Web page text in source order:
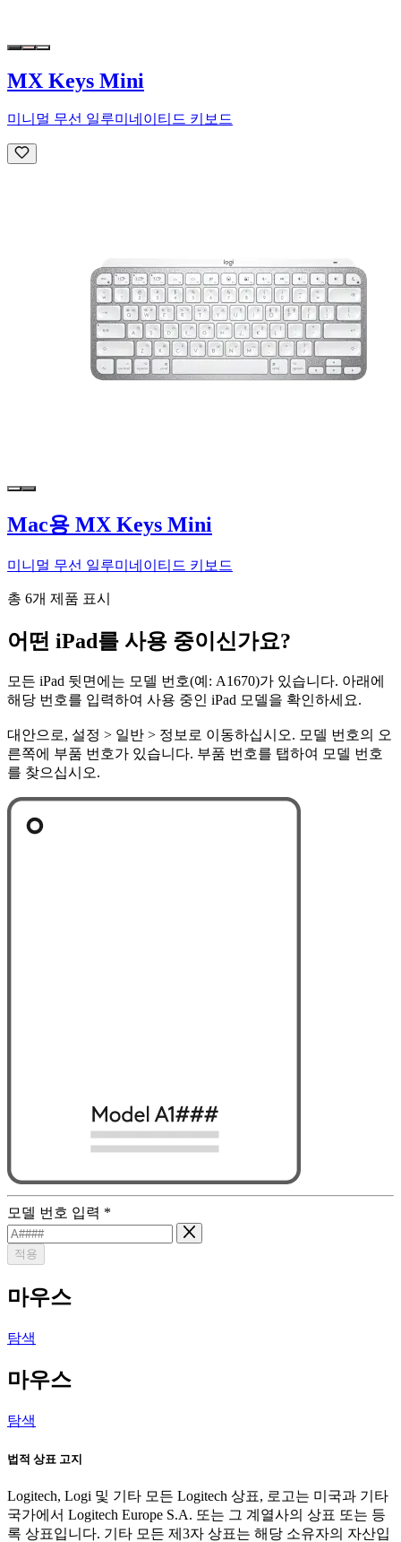
MX Keys Mini
미니멀 무선 일루미네이티드 키보드
Mac용 MX Keys Mini
미니멀 무선 일루미네이티드 키보드
총 6개 제품 표시
어떤 iPad를 사용 중이신가요?
모든 iPad 뒷면에는 모델 번호(예: A1670)가 있습니다. 아래에
해당 번호를 입력하여 사용 중인 iPad 모델을 확인하세요.
대안으로, 설정 > 일반 > 정보로 이동하십시오. 모델 번호의 오
른쪽에 부품 번호가 있습니다. 부품 번호를 탭하여 모델 번호
를 찾으십시오.
모델 번호 입력 *
적용
마우스
탐색
마우스
탐색
법적 상표 고지
Logitech, Logi 및 기타 모든 Logitech 상표, 로고는 미국과 기타
국가에서 Logitech Europe S.A. 또는 그 계열사의 상표 또는 등
록 상표입니다. 기타 모든 제3자 상표는 해당 소유자의 자산입